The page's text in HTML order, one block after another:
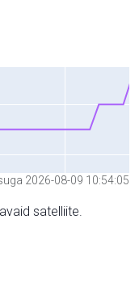
2026-08-09 10:54:05
satelliite.